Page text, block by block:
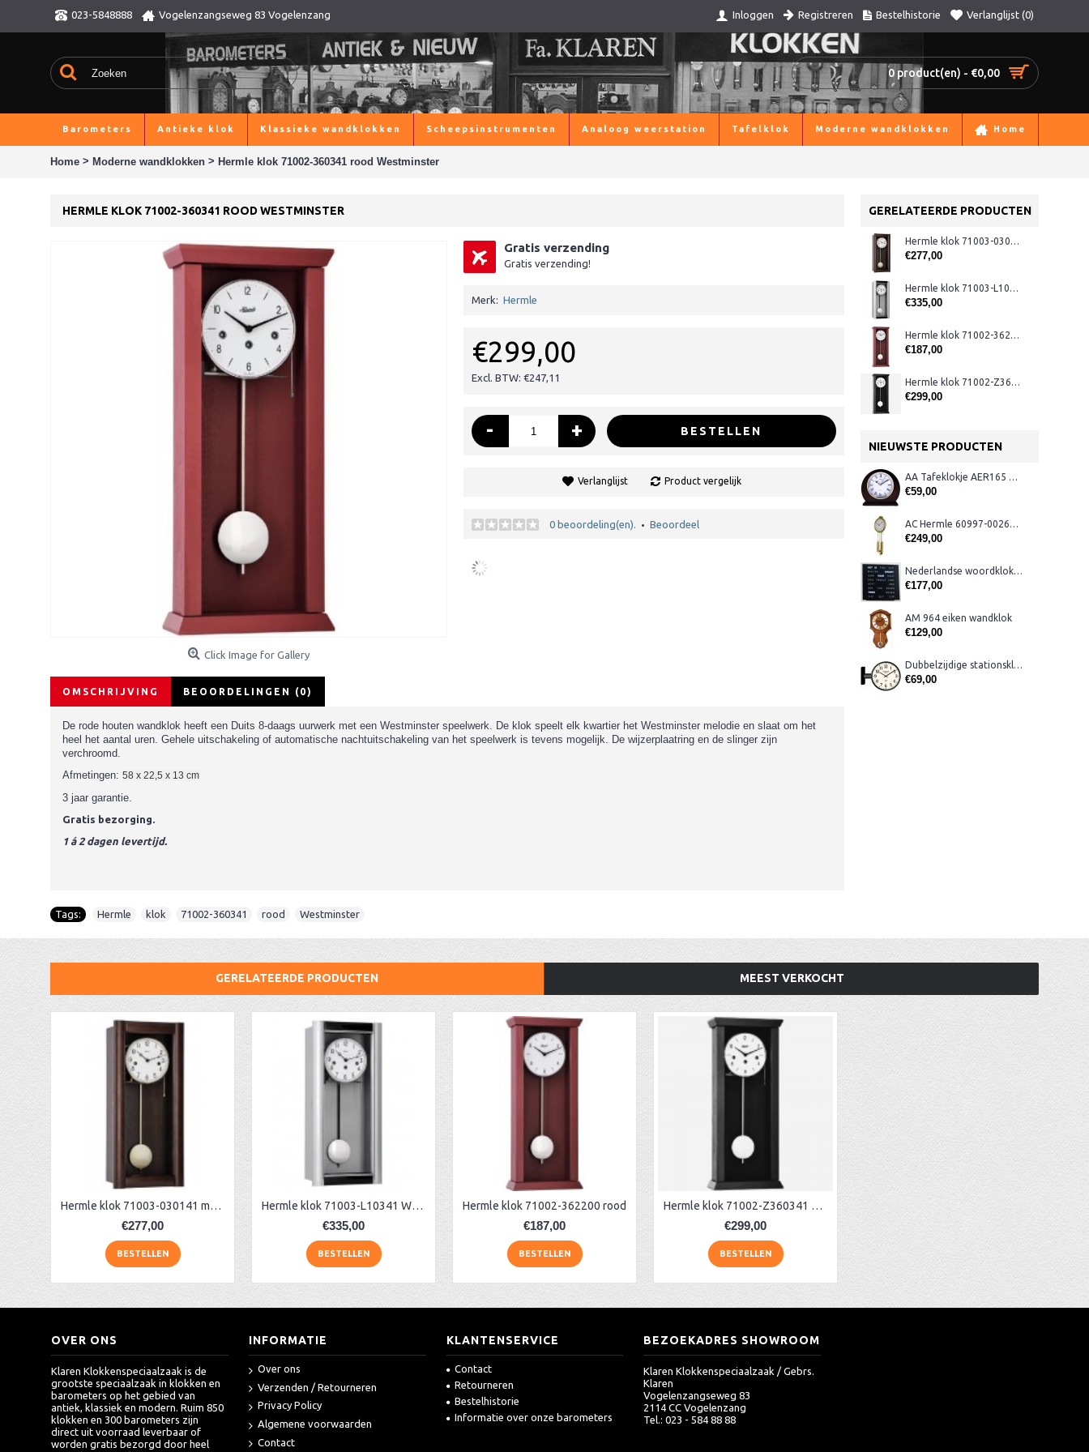
023-5848888 Vogelenzangseweg 83 Vogelenzang Inloggen Registreren Bestelhistorie Verlanglijst (0)
0 product(en) - €0,00
Barometers Antieke klok Klassieke wandklokken Scheepsinstrumenten Analoog weerstation Tafelklok Moderne wandklokken Home
Home > Moderne wandklokken > Hermle klok 71002-360341 rood Westminster
GERELATEERDE PRODUCTEN
Hermle klok 71003-030141 met slagwerk
€277,00
Hermle klok 71003-L10341 Westminster
€335,00
Hermle klok 71002-362200 rood
€187,00
Hermle klok 71002-Z360341 zwart Westminster
€299,00
NIEUWSTE PRODUCTEN
AA Tafeklokje AER165 noten
€59,00
AC Hermle 60997-00261 wandklok
€249,00
Nederlandse woordklok zwart AMS 1265
€177,00
AM 964 eiken wandklok
€129,00
Dubbelzijdige stationsklok metaal 1879
€69,00
HERMLE KLOK 71002-360341 ROOD WESTMINSTER
Click Image for Gallery
Gratis verzending
Gratis verzending!
Merk: Hermle
€299,00
Excl. BTW: €247,11
- + BESTELLEN
Verlanglijst Product vergelijk
0 beoordeling(en). • Beoordeel
OMSCHRIJVING BEOORDELINGEN (0)
De rode houten wandklok heeft een Duits 8-daags uurwerk met een Westminster speelwerk. De klok speelt elk kwartier het Westminster melodie en slaat om het
heel het aantal uren. Gehele uitschakeling of automatische nachtuitschakeling van het speelwerk is tevens mogelijk. De wijzerplaatring en de slinger zijn
verchroomd.
Afmetingen: 58 x 22,5 x 13 cm
3 jaar garantie.
Gratis bezorging.
1 á 2 dagen levertijd.
Tags: Hermle klok 71002-360341 rood Westminster
GERELATEERDE PRODUCTEN MEEST VERKOCHT
Hermle klok 71003-030141 met slagwerk
€277,00
BESTELLEN
Hermle klok 71003-L10341 Westminster
€335,00
BESTELLEN
Hermle klok 71002-362200 rood
€187,00
BESTELLEN
Hermle klok 71002-Z360341 zwart Westminster
€299,00
BESTELLEN
OVER ONS
Klaren Klokkenspeciaalzaak is de
grootste speciaalzaak in klokken en
barometers op het gebied van
antiek, klassiek en modern. Ruim 850
klokken en 300 barometers zijn
direct uit voorraad leverbaar of
worden gratis bezorgd door heel
INFORMATIE
Over ons
Verzenden / Retourneren
Privacy Policy
Algemene voorwaarden
Contact
KLANTENSERVICE
Contact
Retourneren
Bestelhistorie
Informatie over onze barometers
BEZOEKADRES SHOWROOM
Klaren Klokkenspeciaalzaak / Gebrs.
Klaren
Vogelenzangseweg 83
2114 CC Vogelenzang
Tel.: 023 - 584 88 88